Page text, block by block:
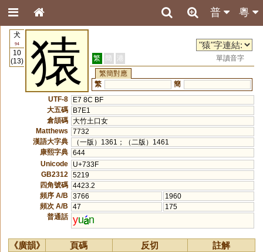
粵
普
犬
94
10
(13)
猿 繁 簡 港
單讀音字
繁簡對應
繁
簡
UTF-8
E7 8C BF
大五碼
B7E1
倉頡碼 大竹土口女
Matthews
7732
漢語大字典
（一版）1361；（二版）1461
康熙字典 644
Unicode
U+733F
GB2312
5219
四角號碼 4423.2
頻序 A/B
3766
1960
頻次 A/B
47
175
普通話 yu n
《廣韻》 頁碼 反切
註解